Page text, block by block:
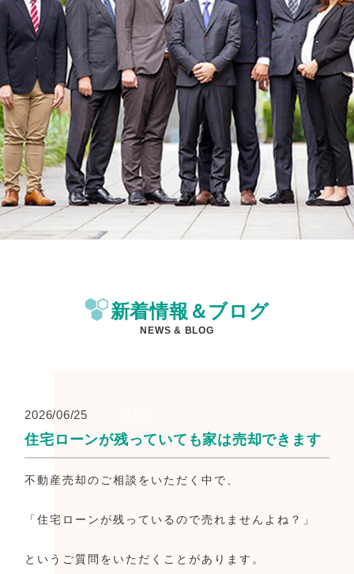
新着情報＆ブログ
NEWS & BLOG
2026/06/25
住宅ローンが残っていても家は売却できます
不動産売却のご相談をいただく中で、
「住宅ローンが残っているので売れませんよね？」
というご質問をいただくことがあります。